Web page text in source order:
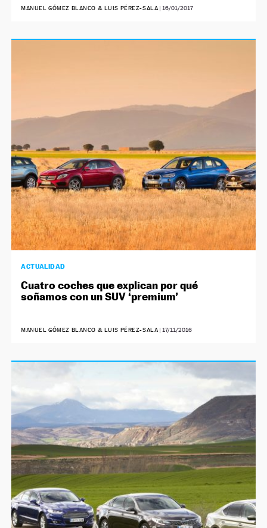
MANUEL GÓMEZ BLANCO & LUIS PÉREZ-SALA | 16/01/2017
ACTUALIDAD
Cuatro coches que explican por qué
soñamos con un SUV ‘premium’
MANUEL GÓMEZ BLANCO & LUIS PÉREZ-SALA | 17/11/2016